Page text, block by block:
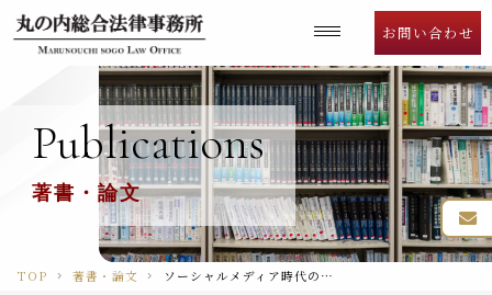
お問い合わせ
Language
Publications
著書・論文
TOP 著書・論文 ソーシャルメディア時代の個人情報保護Q＆A